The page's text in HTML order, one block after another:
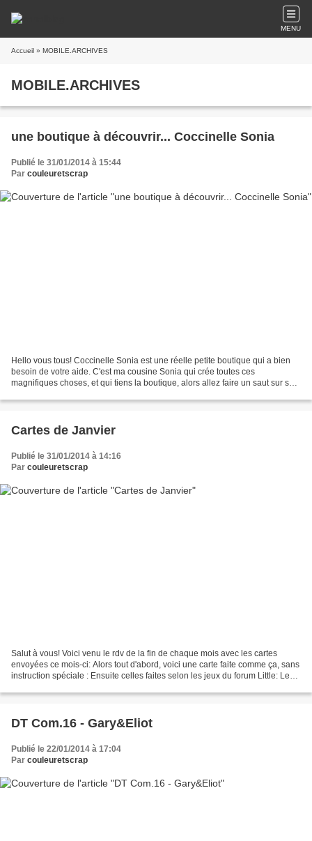
MENU
Accueil » MOBILE.ARCHIVES
MOBILE.ARCHIVES
une boutique à découvrir... Coccinelle Sonia
Publié le 31/01/2014 à 15:44
Par couleuretscrap
Hello vous tous! Coccinelle Sonia est une réelle petite boutique qui a bien
besoin de votre aide. C'est ma cousine Sonia qui crée toutes ces
magnifiques choses, et qui tiens la boutique, alors allez faire un saut sur son
Cartes de Janvier
Publié le 31/01/2014 à 14:16
Par couleuretscrap
Salut à vous! Voici venu le rdv de la fin de chaque mois avec les cartes
envoyées ce mois-ci: Alors tout d'abord, voici une carte faite comme ça, sans
instruction spéciale : Ensuite celles faites selon les jeux du forum Little: Le
DT Com.16 - Gary&Eliot
Publié le 22/01/2014 à 17:04
Par couleuretscrap